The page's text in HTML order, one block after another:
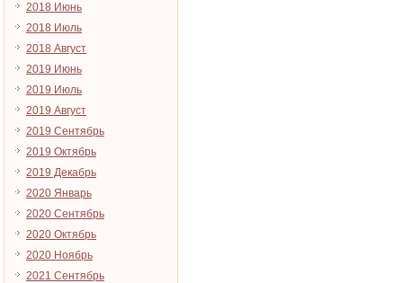
2018 Июнь
2018 Июль
2018 Август
2019 Июнь
2019 Июль
2019 Август
2019 Сентябрь
2019 Октябрь
2019 Декабрь
2020 Январь
2020 Сентябрь
2020 Октябрь
2020 Ноябрь
2021 Сентябрь